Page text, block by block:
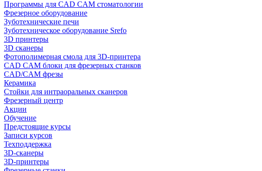
Программы для CAD CAM стоматологии
Фрезерное оборудование
Зуботехнические печи
Зуботехническое оборудование Srefo
3D принтеры
3D сканеры
Фотополимерная смола для 3D-принтера
CAD CAM блоки для фрезерных станков
CAD/CAM фрезы
Керамика
Стойки для интраоральных сканеров
Фрезерный центр
Акции
Обучение
Предстоящие курсы
Записи курсов
Техподдержка
3D-сканеры
3D-принтеры